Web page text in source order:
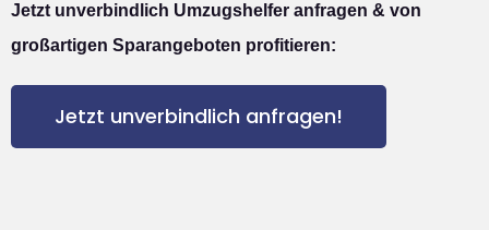
Jetzt unverbindlich Umzugshelfer anfragen & von
großartigen Sparangeboten profitieren:
Jetzt unverbindlich anfragen!